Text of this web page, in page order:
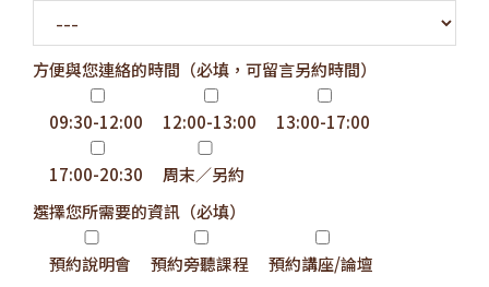
方便與您連絡的時間（必填，可留言另約時間）
09:30-12:00 12:00-13:00 13:00-17:00
17:00-20:30
周末／另約
選擇您所需要的資訊（必填）
預約說明會 預約旁聽課程 預約講座/論壇